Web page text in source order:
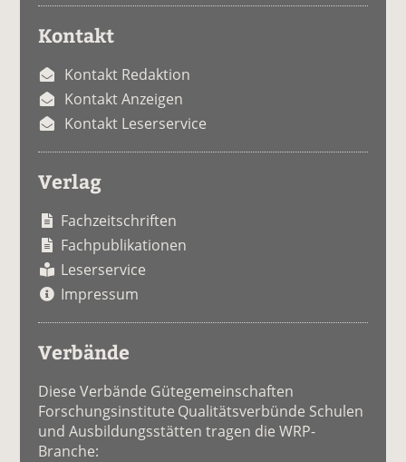
Kontakt
Kontakt Redaktion
Kontakt Anzeigen
Kontakt Leserservice
Verlag
Fachzeitschriften
Fachpublikationen
Leserservice
Impressum
Verbände
Diese Verbände Gütegemeinschaften
Forschungsinstitute Qualitätsverbünde Schulen
und Ausbildungsstätten tragen die WRP-
Branche: